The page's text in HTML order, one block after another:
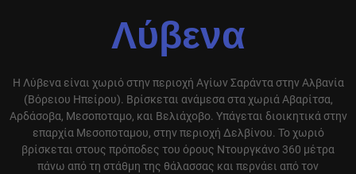
Λύβενα
Η Λύβενα είναι χωριό στην περιοχή Αγίων Σαράντα στην Αλβανία
(Βόρειου Ηπείρου). Βρίσκεται ανάμεσα στα χωριά Αβαρίτσα,
Αρδάσοβα, Μεσοποταμο, και Βελιάχοβο. Υπάγεται διοικητικά στην
επαρχία Μεσοποταμου, στην περιοχή Δελβίνου. Το χωριό
βρίσκεται στους πρόποδες του όρους Ντουργκάνο 360 μέτρα
πάνω από τη στάθμη της θάλασσας και περνάει από τον